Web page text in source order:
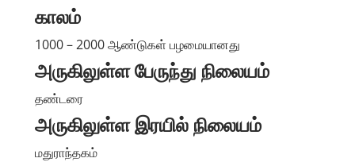
காலம்
1000 – 2000 ஆண்டுகள் பழமையானது
அருகிலுள்ள பேருந்து நிலையம்
தண்டரை
அருகிலுள்ள இரயில் நிலையம்
மதுராந்தகம்